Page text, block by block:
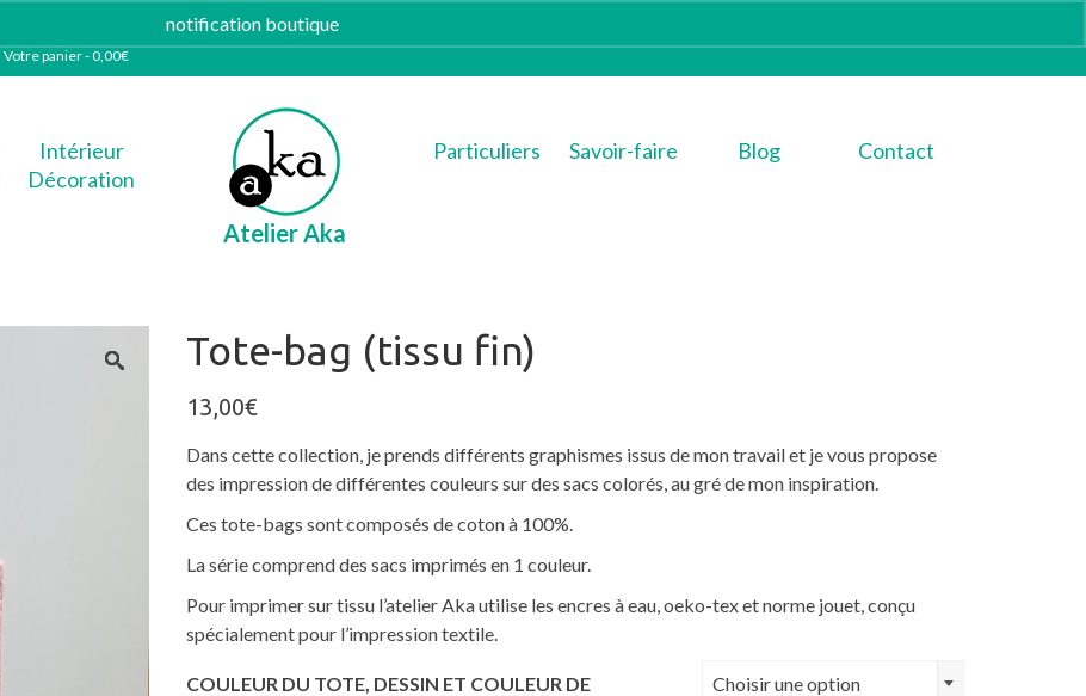
notification boutique
Votre panier-0,00€
Intérieur
Décoration
Atelier Aka
Particuliers Savoir-faire Blog Contact
Tote-bag (tissu fin)
13,00€
Dans cette collection, je prends différents graphismes issus de mon travail et je vous propose
des impression de différentes couleurs sur des sacs colorés, au gré de mon inspiration.
Ces tote-bags sont composés de coton à 100%.
La série comprend des sacs imprimés en 1 couleur.
Pour imprimer sur tissu l’atelier Aka utilise les encres à eau, oeko-tex et norme jouet, conçu
spécialement pour l’impression textile.
COULEUR DU TOTE, DESSIN ET COULEUR DE Choisir une option